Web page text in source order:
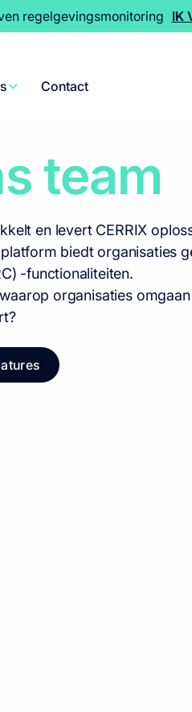
regelgevingsmonitoring IK
Contact
team
en levert CERRIX
biedt organisaties
-functionaliteiten.
organisaties